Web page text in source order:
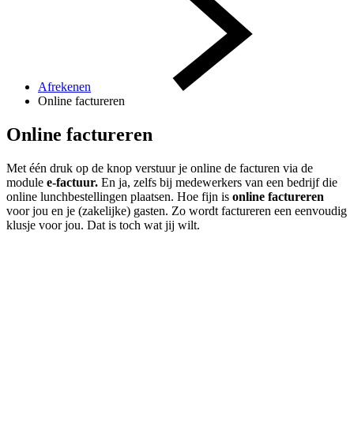
Afrekenen
Online factureren
Online factureren
Met één druk op de knop verstuur je online de facturen via de
module e-factuur. En ja, zelfs bij medewerkers van een bedrijf die
online lunchbestellingen plaatsen. Hoe fijn is online factureren
voor jou en je (zakelijke) gasten. Zo wordt factureren een eenvoudig
klusje voor jou. Dat is toch wat jij wilt.